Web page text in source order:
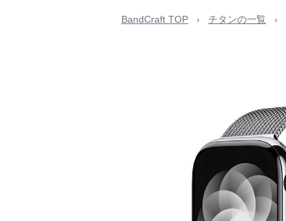
BandCraft TOP › チタンの一覧 ›